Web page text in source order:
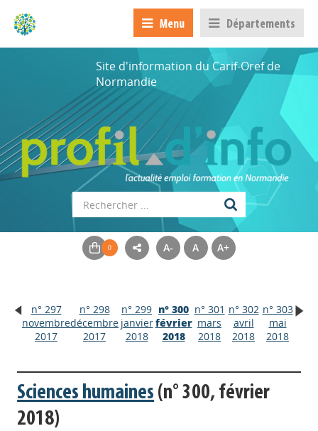
Menu Départements
Site d'information du Carif-Oref de
Normandie
A- A A+
n° 297
novembre
2017
n° 298
décembre
2017
n° 299
janvier
2018
n° 300
février
2018
n° 301
mars
2018
n° 302
avril
2018
n° 303
mai
2018
Sciences humaines (n° 300, février
2018)